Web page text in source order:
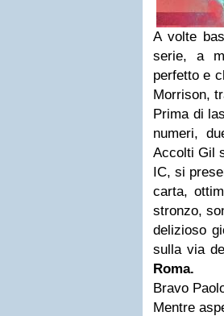
A volte
serie, a
perfetto e
Morrison,
Prima di
numeri,
Accolti Gil
IC, si
carta,
stronzo,
delizioso
sulla via
Roma.
Bravo
Mentre